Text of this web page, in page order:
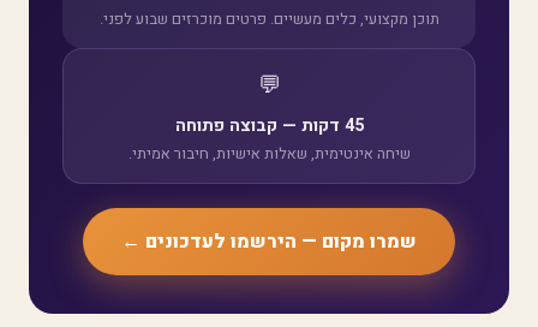
תוכן מקצועי, כלים מעשיים. פרטים מוכרזים שבוע לפני.
💬
45 דקות — קבוצה פתוחה
שיחה אינטימית, שאלות אישיות, חיבור אמיתי.
שמרו מקום — הירשמו לעדכונים ←